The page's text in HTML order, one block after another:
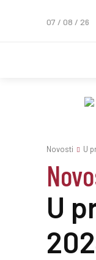
07 / 08 / 26
Novosti U
U